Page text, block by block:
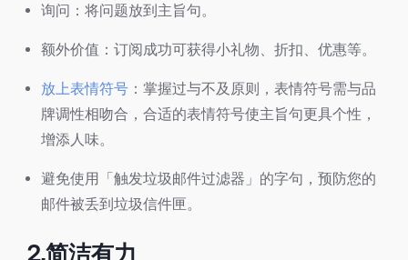
询问：将问题放到主旨句。
额外价值：订阅成功可获得小礼物、折扣、优惠等。
放上表情符号 ：掌握过与不及原则，表情符号需与品
牌调性相吻合，合适的表情符号使主旨句更具个性，
增添人味。
避免使用「触发垃圾邮件过滤器」的字句，预防您的
邮件被丢到垃圾信件匣。
2.简洁有力